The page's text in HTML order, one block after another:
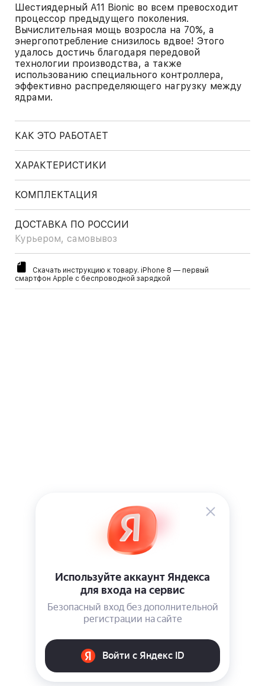
Шестиядерный A11 Bionic во всем превосходит
процессор предыдущего поколения.
Вычислительная мощь возросла на 70%, а
энергопотребление снизилось вдвое! Этого
удалось достичь благодаря передовой
технологии производства, а также
использованию специального контроллера,
эффективно распределяющего нагрузку между
ядрами.
КАК ЭТО РАБОТАЕТ
ХАРАКТЕРИСТИКИ
КОМПЛЕКТАЦИЯ
ДОСТАВКА ПО РОССИИ
Курьером, самовывоз
Скачать инструкцию к товару. iPhone 8 — первый
смартфон Apple с беспроводной зарядкой